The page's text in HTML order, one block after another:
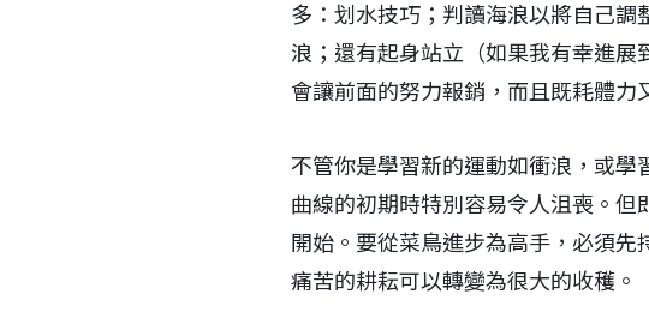
多：划水技巧；判讀海浪以將自己調
浪；還有起身站立（如果我有幸進
會讓前面的努力報銷，而且既耗體力
不管你是學習新的運動如衝浪，或
曲線的初期時特別容易令人沮喪。
開始。要從菜鳥進步為高手，必須
痛苦的耕耘可以轉變為很大的收穫。